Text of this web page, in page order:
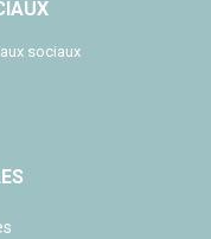
sociaux